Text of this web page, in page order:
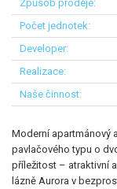
Moderní apartmánový
pavlačového typu o
příležitost – atraktivní
lázně Aurora v